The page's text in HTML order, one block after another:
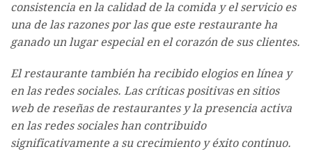
consistencia en la calidad de la comida y el servicio es
una de las razones por las que este restaurante ha
ganado un lugar especial en el corazón de sus clientes.
El restaurante también ha recibido elogios en línea y
en las redes sociales. Las críticas positivas en sitios
web de reseñas de restaurantes y la presencia activa
en las redes sociales han contribuido
significativamente a su crecimiento y éxito continuo.